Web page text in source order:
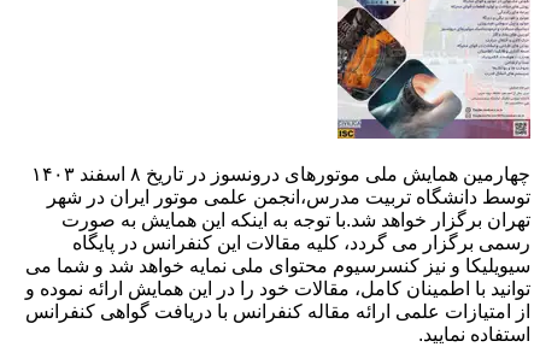
چهارمین همایش ملی موتورهای درونسوز در تاریخ ۸ اسفند ۱۴۰۳
توسط دانشگاه تربیت مدرس،انجمن علمی موتور ایران در شهر
تهران برگزار خواهد شد.با توجه به اینکه این همایش به صورت
رسمی برگزار می گردد، کلیه مقالات این کنفرانس در پایگاه
سیویلیکا و نیز کنسرسیوم محتوای ملی نمایه خواهد شد و شما می
توانید با اطمینان کامل، مقالات خود را در این همایش ارائه نموده و
از امتیازات علمی ارائه مقاله کنفرانس با دریافت گواهی کنفرانس
استفاده نمایید.